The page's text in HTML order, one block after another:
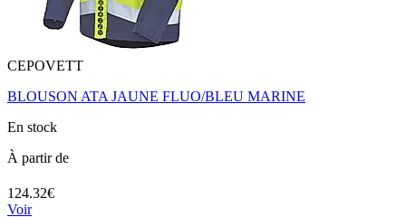
CEPOVETT
BLOUSON ATA JAUNE FLUO/BLEU MARINE
En stock
À partir de
124.32€
Voir